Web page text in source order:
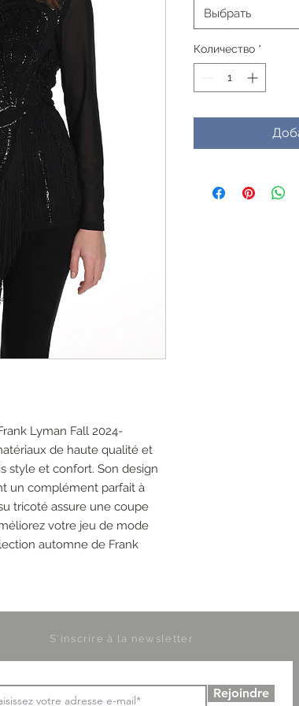
Lyman Fall 2024-
de haute qualité et
style et confort. Son design
un complément parfait à
tricoté assure une coupe
votre jeu de mode
automne de Frank
Выбрать
Количество *
S'inscrire à la newsletter
Rejoindre